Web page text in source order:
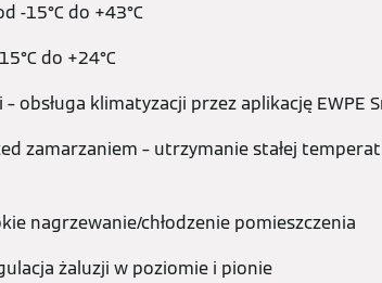
-15°C do +43°C
do +24°C
obsługa klimatyzacji przez aplikację EWPE
zamarzaniem – utrzymanie stałej
nagrzewanie/chłodzenie pomieszczenia
żaluzji w poziomie i pionie